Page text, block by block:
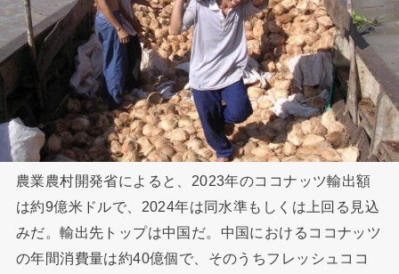
農業農村開発省によると、2023年のココナッツ輸出額
は約9億米ドルで、2024年は同水準もしくは上回る見込
みだ。輸出先トップは中国だ。中国におけるココナッツ
の年間消費量は約40億個で、そのうちフレッシュココ